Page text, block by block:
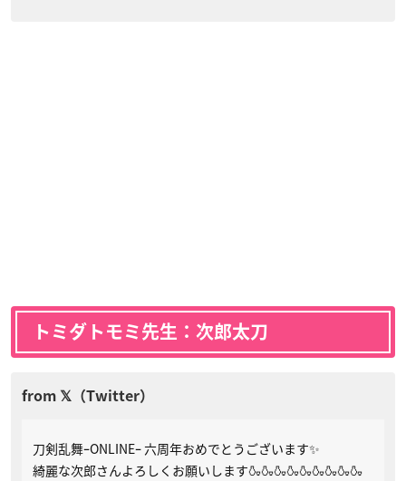
トミダトモミ先生：次郎太刀
刀剣乱舞ｰONLINEｰ 六周年おめでとうございます✨
綺麗な次郎さんよろしくお願いします🍶🍶🍶🍶🍶🍶🍶🍶🍶